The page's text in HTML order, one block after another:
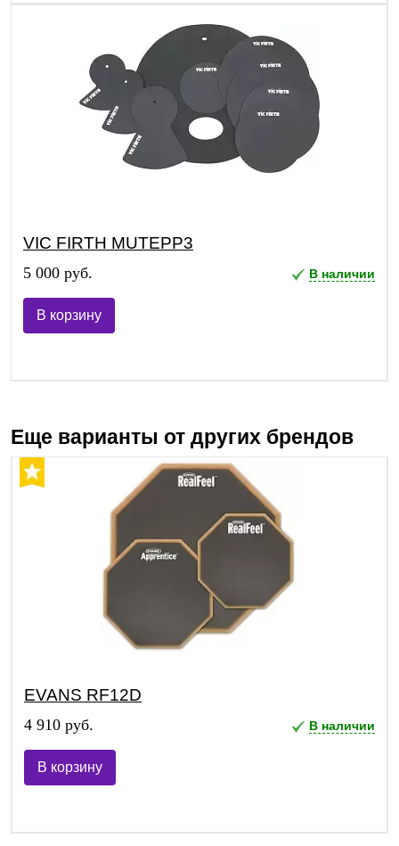
VIC FIRTH MUTEPP3
5 000 руб. В наличии
В корзину
Еще варианты от других брендов
EVANS RF12D
4 910 руб. В наличии
В корзину